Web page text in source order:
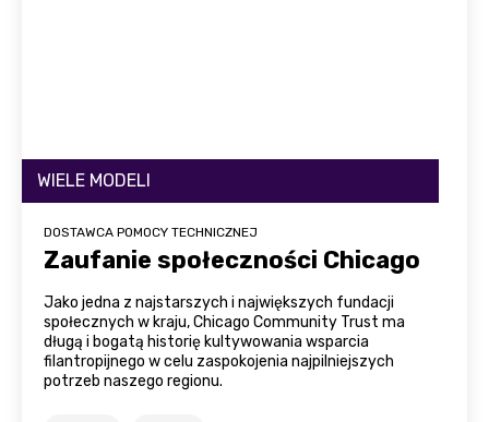
WIELE MODELI
DOSTAWCA POMOCY TECHNICZNEJ
Zaufanie społeczności Chicago
Jako jedna z najstarszych i największych fundacji
społecznych w kraju, Chicago Community Trust ma
długą i bogatą historię kultywowania wsparcia
filantropijnego w celu zaspokojenia najpilniejszych
potrzeb naszego regionu.